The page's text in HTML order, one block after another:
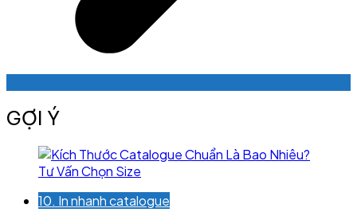
GỢI Ý
10. In nhanh catalogue